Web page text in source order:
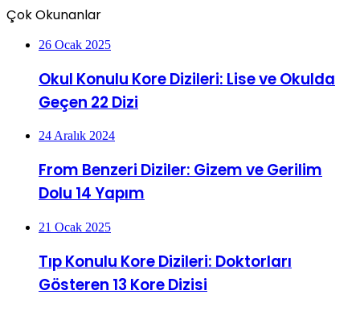
Çok Okunanlar
26 Ocak 2025
Okul Konulu Kore Dizileri: Lise ve Okulda
Geçen 22 Dizi
24 Aralık 2024
From Benzeri Diziler: Gizem ve Gerilim
Dolu 14 Yapım
21 Ocak 2025
Tıp Konulu Kore Dizileri: Doktorları
Gösteren 13 Kore Dizisi